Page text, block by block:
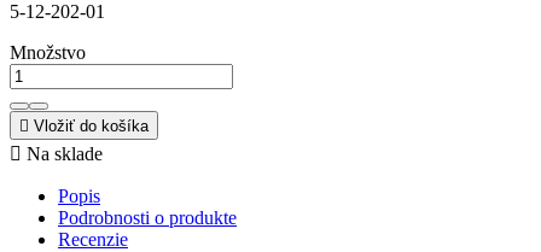
5-12-202-01
Množstvo
 Vložiť do košíka
 Na sklade
Popis
Podrobnosti o produkte
Recenzie